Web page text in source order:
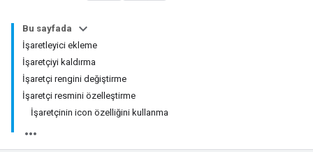
Bu sayfada
İşaretleyici ekleme
İşaretçiyi kaldırma
İşaretçi rengini değiştirme
İşaretçi resmini özelleştirme
İşaretçinin icon özelliğini kullanma